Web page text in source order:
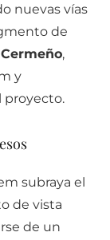
nuevas vías
de
,
y
proyecto.
subraya el
de vista
de un